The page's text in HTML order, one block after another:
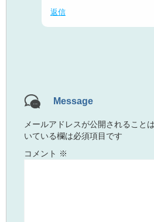
返信
Message
メールアドレスが公開されること
いている欄は必須項目です
コメント ※